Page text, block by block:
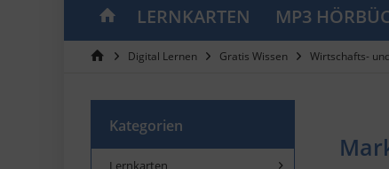
LERNKARTEN MP3
Digital Lernen Gratis Wissen Wirtschafts-
Kategorien
Lernkarten